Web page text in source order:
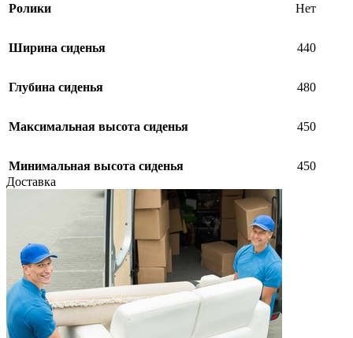
Ролики Нет
Ширина сиденья 440
Глубина сиденья 480
Максимальная высота сиденья 450
Минимальная высота сиденья
450
Доставка